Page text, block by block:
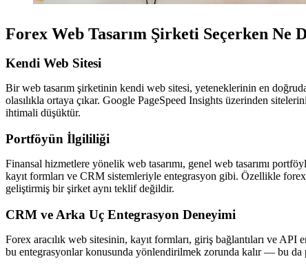
Forex Web Tasarım Şirketi Seçerken Ne
Kendi Web Sitesi
Bir web tasarım şirketinin kendi web sitesi, yeteneklerinin en
olasılıkla ortaya çıkar. Google PageSpeed Insights üzerinden
ihtimali düşüktür.
Portföyün İlgililiği
Finansal hizmetlere yönelik web tasarımı, genel web tasarımı
kayıt formları ve CRM sistemleriyle entegrasyon gibi. Özellikle
geliştirmiş bir şirket aynı teklif değildir.
CRM ve Arka Uç Entegrasyon Deneyimi
Forex aracılık web sitesinin, kayıt formları, giriş bağlantıları ve API
bu entegrasyonlar konusunda yönlendirilmek zorunda kalır — bu da